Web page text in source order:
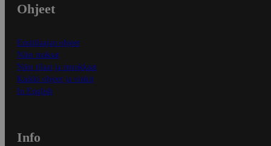
Ohjeet
Ensitilaajan ohjeet
Näin maksat
Näin tilaat ja muokkaat
Kaikki ohjeet ja vinkit
In English
Info